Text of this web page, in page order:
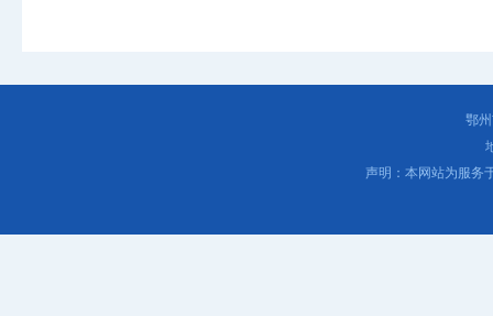
鄂
声明：本网站为服务